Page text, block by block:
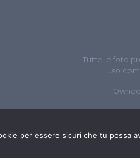
Tutte le foto
uso
per essere sicuri che tu possa